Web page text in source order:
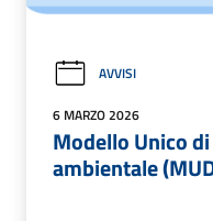
AVVISI
6 MARZO 2026
Modello Unico
ambientale